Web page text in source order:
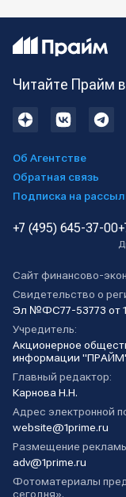
Читайте Прайм
Об Агентстве
Обратная связь
Подписка на
+7 (495) 645-37-00
Сайт финансово-
Свидетельство о
Эл №ФС77-53773 от
Учредитель:
Акционерное
информации
Главный редактор:
Карнова Н.Н.
Адрес электронной
website@1prime.ru
Размещение
adv@1prime.ru
Фотоматериалы
сегодня».